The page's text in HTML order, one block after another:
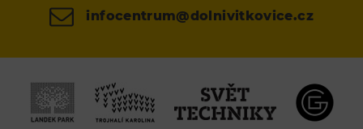
infocentrum@dolnivitkovice.cz